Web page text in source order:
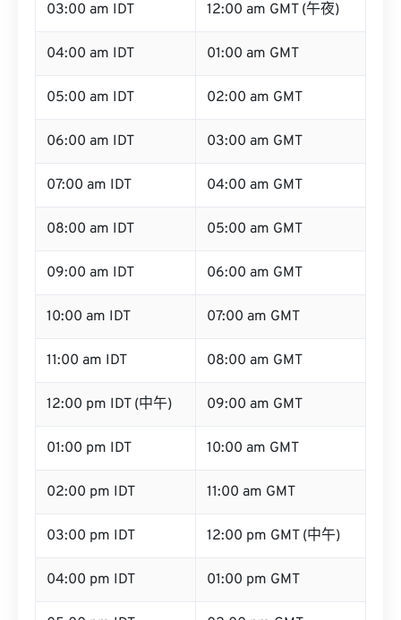
03:00 am IDT 12:00 am GMT (午夜)
04:00 am IDT 01:00 am GMT
05:00 am IDT 02:00 am GMT
06:00 am IDT 03:00 am GMT
07:00 am IDT 04:00 am GMT
08:00 am IDT 05:00 am GMT
09:00 am IDT 06:00 am GMT
10:00 am IDT 07:00 am GMT
11:00 am IDT 08:00 am GMT
12:00 pm IDT (中午) 09:00 am GMT
01:00 pm IDT 10:00 am GMT
02:00 pm IDT 11:00 am GMT
03:00 pm IDT 12:00 pm GMT (中午)
04:00 pm IDT 01:00 pm GMT